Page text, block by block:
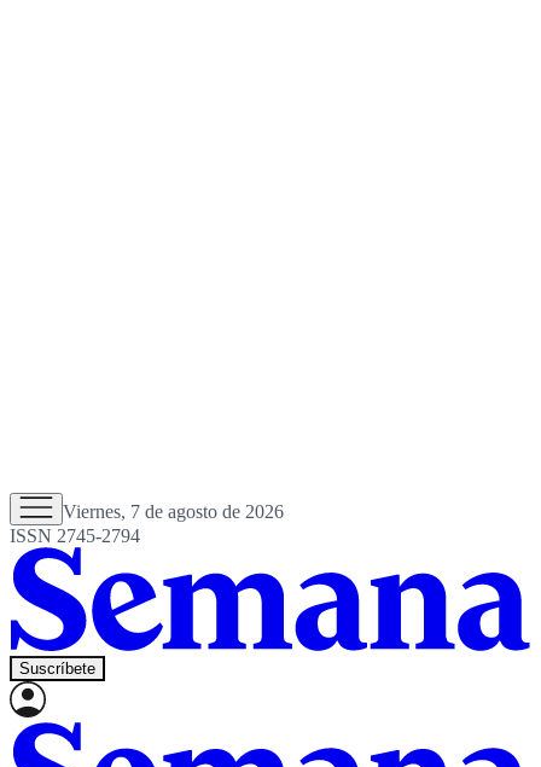
Viernes, 7 de agosto de 2026
ISSN 2745-2794
Suscríbete